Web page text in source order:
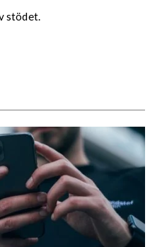
stödet.